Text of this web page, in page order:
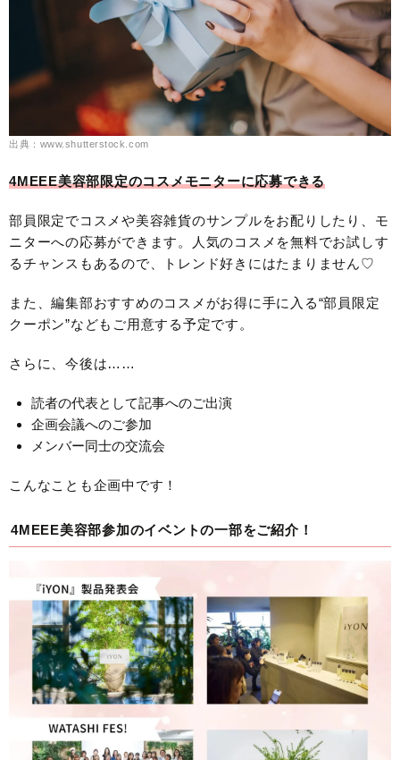
出典：www.shutterstock.com
4MEEE美容部限定のコスメモニターに応募できる
部員限定でコスメや美容雑貨のサンプルをお配りしたり、モ
ニターへの応募ができます。人気のコスメを無料でお試しす
るチャンスもあるので、トレンド好きにはたまりません♡
また、編集部おすすめのコスメがお得に手に入る“部員限定
クーポン”などもご用意する予定です。
さらに、今後は……
読者の代表として記事へのご出演
企画会議へのご参加
メンバー同士の交流会
こんなことも企画中です！
4MEEE美容部参加のイベントの一部をご紹介！